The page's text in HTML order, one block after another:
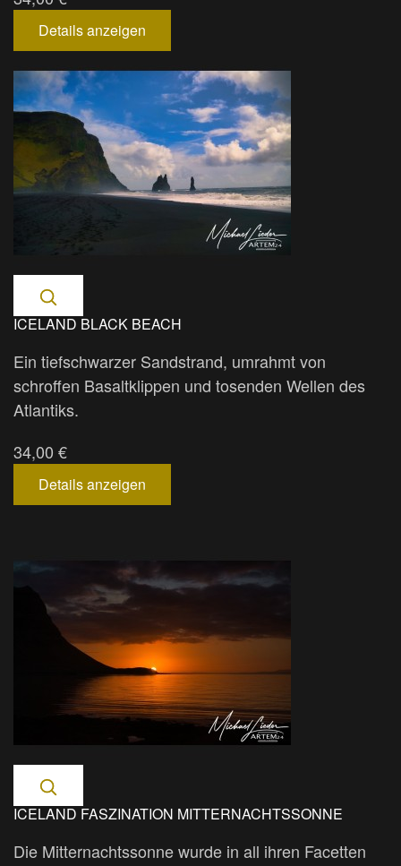
Details anzeigen
ICELAND BLACK BEACH
Ein tiefschwarzer Sandstrand, umrahmt von
schroffen Basaltklippen und tosenden Wellen des
Atlantiks.
34,00 €
Details anzeigen
ICELAND FASZINATION MITTERNACHTSSONNE
Die Mitternachtssonne wurde in all ihren Facetten